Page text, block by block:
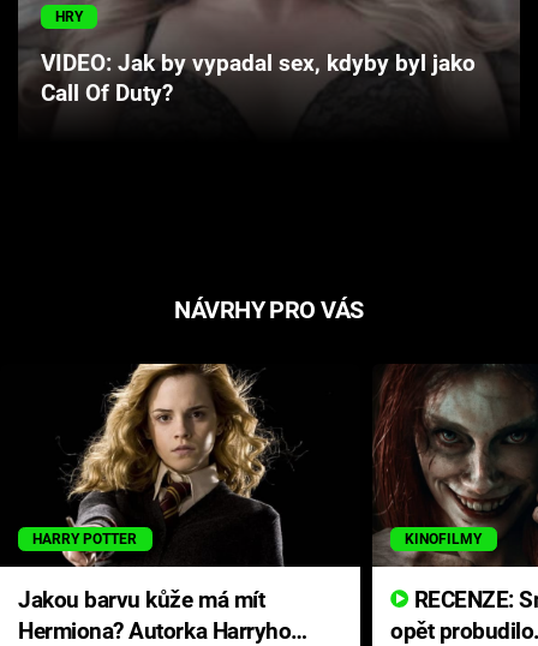
Cool Esport
Pořady
HRY
VIDEO: Jak by vypadal sex, kdyby byl jako
Call Of Duty?
NÁVRHY PRO VÁS
HARRY POTTER
Jakou barvu kůže má mít
Hermiona? Autorka Harryho
KINOFILMY
opět